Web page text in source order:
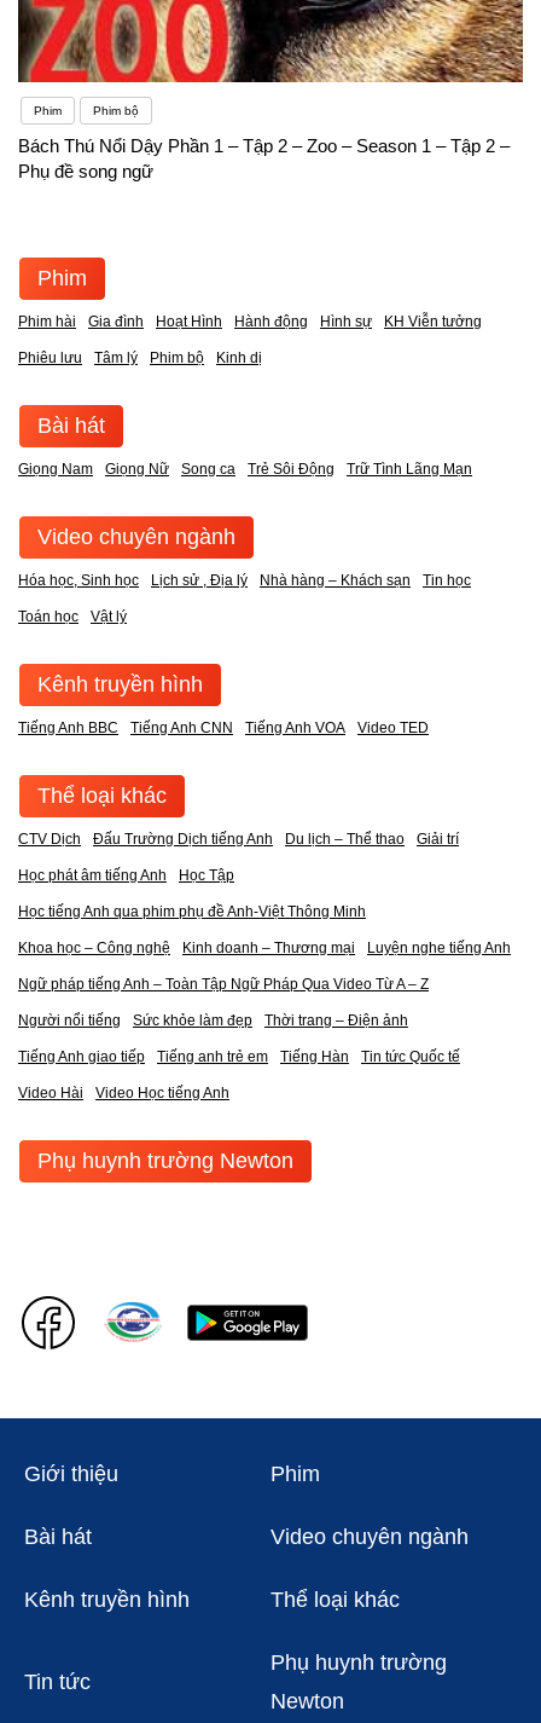
Phim Phim bộ
Bách Thú Nổi Dậy Phần 1 – Tập 2 – Zoo – Season 1 – Tập 2 –
Phụ đề song ngữ
Phim
Phim hài Gia đình Hoạt Hình Hành động Hình sự KH Viễn tưởng
Phiêu lưu Tâm lý Phim bộ Kinh dị
Bài hát
Giọng Nam Giọng Nữ Song ca Trẻ Sôi Động Trữ Tình Lãng Mạn
Video chuyên ngành
Hóa học, Sinh học Lịch sử , Địa lý Nhà hàng – Khách sạn Tin học
Toán học Vật lý
Kênh truyền hình
Tiếng Anh BBC Tiếng Anh CNN Tiếng Anh VOA Video TED
Thể loại khác
CTV Dịch Đấu Trường Dịch tiếng Anh Du lịch – Thể thao Giải trí
Học phát âm tiếng Anh Học Tập
Học tiếng Anh qua phim phụ đề Anh-Việt Thông Minh
Khoa học – Công nghệ Kinh doanh – Thương mại Luyện nghe tiếng Anh
Ngữ pháp tiếng Anh – Toàn Tập Ngữ Pháp Qua Video Từ A – Z
Người nổi tiếng Sức khỏe làm đẹp Thời trang – Điện ảnh
Tiếng Anh giao tiếp Tiếng anh trẻ em Tiếng Hàn Tin tức Quốc tế
Video Hài Video Học tiếng Anh
Phụ huynh trường Newton
Giới thiệu Phim
Bài hát Video chuyên ngành
Kênh truyền hình Thể loại khác
Tin tức
Phụ huynh trường
Newton